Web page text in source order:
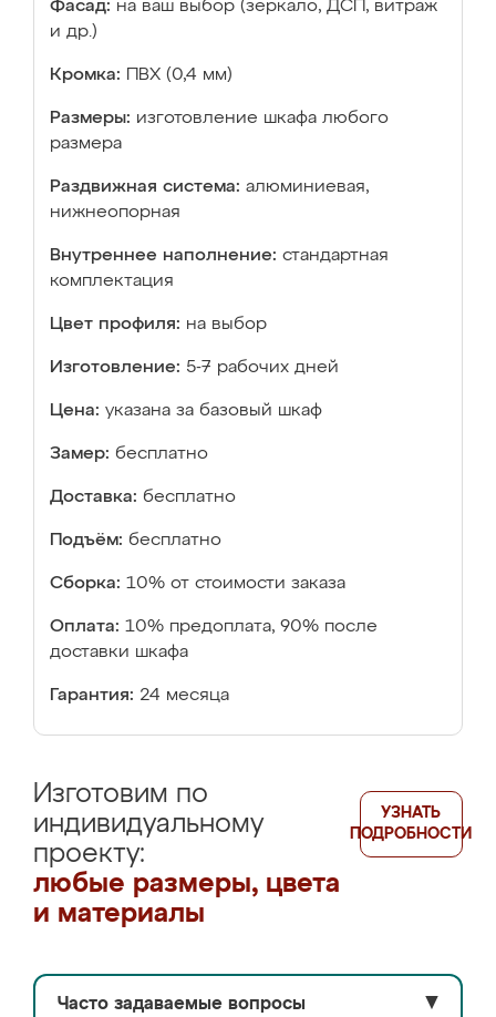
Фасад: на ваш выбор (зеркало, ДСП, витраж
и др.)
Кромка: ПВХ (0,4 мм)
Размеры: изготовление шкафа любого
размера
Раздвижная система: алюминиевая,
нижнеопорная
Внутреннее наполнение: стандартная
комплектация
Цвет профиля: на выбор
Изготовление: 5-7 рабочих дней
Цена: указана за базовый шкаф
Замер: бесплатно
Доставка: бесплатно
Подъём: бесплатно
Сборка: 10% от стоимости заказа
Оплата: 10% предоплата, 90% после
доставки шкафа
Гарантия: 24 месяца
Изготовим по
индивидуальному
проекту:
любые размеры, цвета
и материалы
УЗНАТЬ
ПОДРОБНОСТИ
Часто задаваемые вопросы ▼